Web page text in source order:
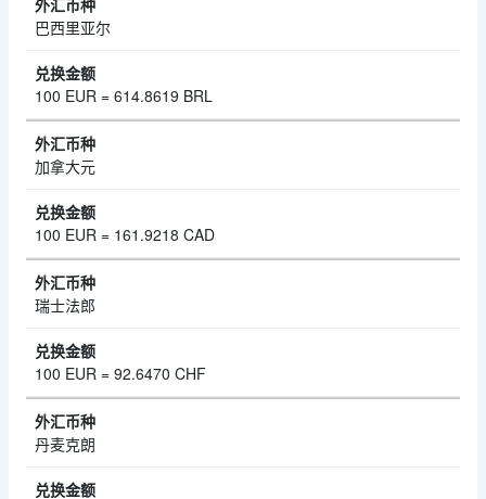
巴西里亚尔
100 EUR = 614.8619 BRL
加拿大元
100 EUR = 161.9218 CAD
瑞士法郎
100 EUR = 92.6470 CHF
丹麦克朗